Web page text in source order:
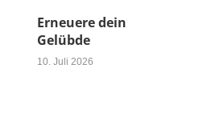
Erneuere dein
Gelübde
10. Juli 2026